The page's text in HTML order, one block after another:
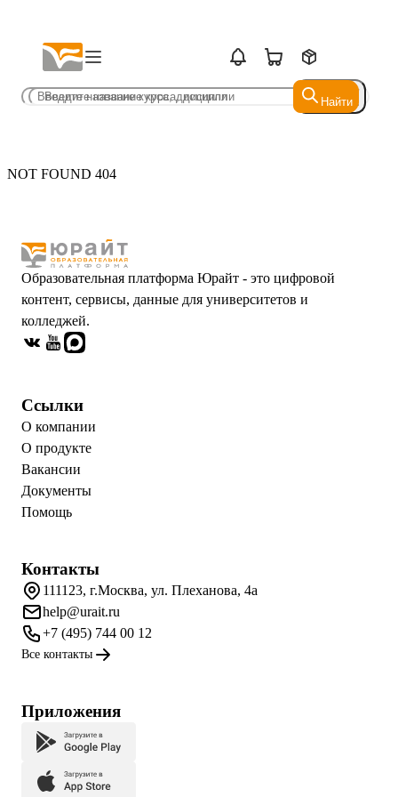
Найти
Найти
NOT FOUND 404
Образовательная платформа Юрайт - это цифровой
контент, сервисы, данные для университетов и
колледжей.
Ссылки
О компании
О продукте
Вакансии
Документы
Помощь
Контакты
111123, г.Москва, ул. Плеханова, 4а
help@urait.ru
+7 (495) 744 00 12
Все контакты
Приложения